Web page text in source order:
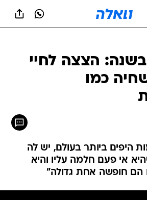
בשנה: הצצה לחיי
כמו
היפים ביותר בעולם, יש לה
אי פעם חלמה עליו והיא
הם חופשה אחת גדולה"